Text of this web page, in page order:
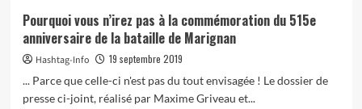
Pourquoi vous n’irez pas à la commémoration du 515e
anniversaire de la bataille de Marignan
Hashtag-Info
19 septembre 2019
... Parce que celle-ci n'est pas du tout envisagée ! Le dossier de
presse ci-joint, réalisé par Maxime Griveau et...